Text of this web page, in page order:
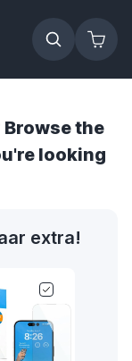
the
looking
extra!